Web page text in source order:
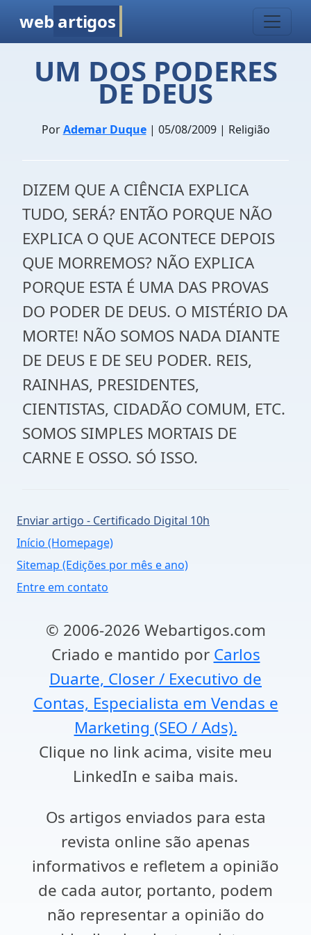
web artigos
UM DOS PODERES
DE DEUS
PorAdemar Duque| 05/08/2009 | Religião
DIZEM QUE A CIÊNCIA EXPLICA
TUDO, SERÁ? ENTÃO PORQUE NÃO
EXPLICA O QUE ACONTECE DEPOIS
QUE MORREMOS? NÃO EXPLICA
PORQUE ESTA É UMA DAS PROVAS
DO PODER DE DEUS. O MISTÉRIO DA
MORTE! NÃO SOMOS NADA DIANTE
DE DEUS E DE SEU PODER. REIS,
RAINHAS, PRESIDENTES,
CIENTISTAS, CIDADÃO COMUM, ETC.
SOMOS SIMPLES MORTAIS DE
CARNE E OSSO. SÓ ISSO.
Enviar artigo - Certificado Digital 10h
Início (Homepage)
Sitemap (Edições por mês e ano)
Entre em contato
© 2006-2026 Webartigos.com
Criado e mantido por Carlos
Duarte, Closer / Executivo de
Contas, Especialista em Vendas e
Marketing (SEO / Ads).
Clique no link acima, visite meu
LinkedIn e saiba mais.
Os artigos enviados para esta
revista online são apenas
informativos e refletem a opinião
de cada autor, portanto, podem
não representar a opinião do